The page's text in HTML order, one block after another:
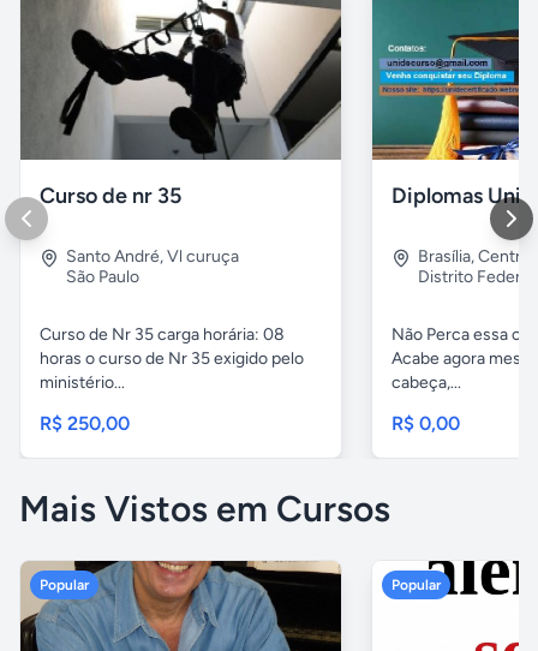
Curso de nr 35
Santo André,Vl curuça
São Paulo
Curso de Nr 35 carga horária: 08
horas o curso de Nr 35 exigido pelo
ministério...
R$ 250,00
Brasília,Centro
Distrito Federal
Não Perca essa
Acabe agora
cabeça,...
R$ 0,00
Mais Vistos em Cursos
Popular Popular